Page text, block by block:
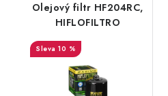
Olejový filtr HF204RC,
HIFLOFILTRO
10 %